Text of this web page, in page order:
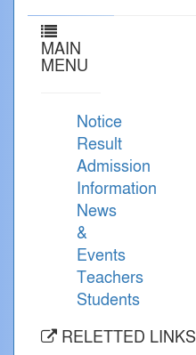
MAIN
MENU
Notice
Result
Admission
Information
News
&
Events
Teachers
Students
RELETTED LINKS